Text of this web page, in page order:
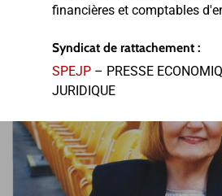
financières et comptables
Syndicat de rattachement :
SPEJP – PRESSE
JURIDIQUE